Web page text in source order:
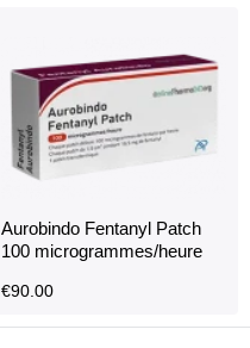
Aurobindo Fentanyl Patch
100 microgrammes/heure
€90.00